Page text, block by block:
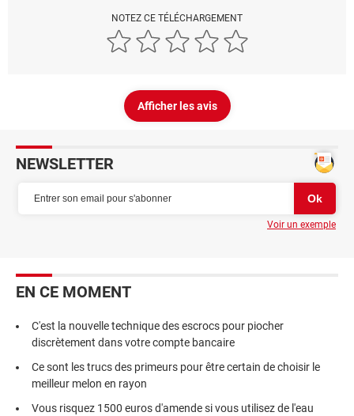
NOTEZ CE TÉLÉCHARGEMENT
Afficher les avis
NEWSLETTER
Voir un exemple
EN CE MOMENT
C'est la nouvelle technique des escrocs pour piocher
discrètement dans votre compte bancaire
Ce sont les trucs des primeurs pour être certain de choisir le
meilleur melon en rayon
Vous risquez 1500 euros d'amende si vous utilisez de l'eau